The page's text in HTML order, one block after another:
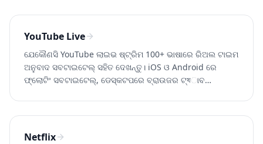
YouTube Live
ଯେକୌଣସି YouTube ଲାଇଭ ଷ୍ଟ୍ରିମ 100+ ଭାଷାରେ ରିଅଲ ଟାଇମ
ଅନୁବାଦ ସବଟାଇଟେଲ୍ ସହିତ ଦେଖନ୍ତୁ। iOS ଓ Android ରେ
ଫ୍ଲୋଟିଂ ସବଟାଇଟେଲ୍, ଡେସ୍କଟପରେ ବ୍ରାଉଜର ଟ୍যାବ
Netflix